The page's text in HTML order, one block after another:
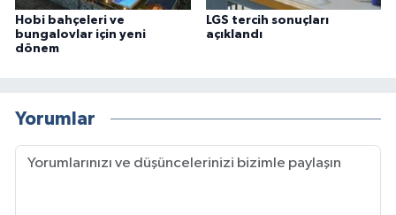
Hobi bahçeleri ve
bungalovlar için yeni
dönem
LGS tercih sonuçları
açıklandı
Yorumlar